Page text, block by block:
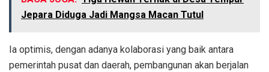
Jepara Diduga Jadi Mangsa Macan Tutul
Ia optimis, dengan adanya kolaborasi yang baik antara
pemerintah pusat dan daerah, pembangunan akan berjalan